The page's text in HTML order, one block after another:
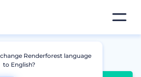
Renderforest language
to English?